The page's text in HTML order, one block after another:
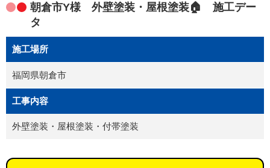
朝倉市Y様 外壁塗装・屋根塗装🏠 施工デー
タ
施工場所
福岡県朝倉市
工事内容
外壁塗装・屋根塗装・付帯塗装